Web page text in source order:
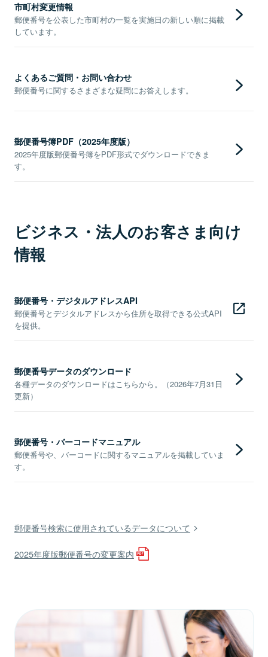
市町村変更情報
郵便番号を公表した市町村の一覧を実施日の新しい順に掲載
しています。
よくあるご質問・お問い合わせ
郵便番号に関するさまざまな疑問にお答えします。
郵便番号簿PDF（2025年度版）
2025年度版郵便番号簿をPDF形式でダウンロードできま
す。
ビジネス・法人のお客さま向け
情報
郵便番号・デジタルアドレスAPI
郵便番号とデジタルアドレスから住所を取得できる公式API
を提供。
郵便番号データのダウンロード
各種データのダウンロードはこちらから。（2026年7月31日
更新）
郵便番号・バーコードマニュアル
郵便番号や、バーコードに関するマニュアルを掲載していま
す。
郵便番号検索に使用されているデータについて
2025年度版郵便番号の変更案内